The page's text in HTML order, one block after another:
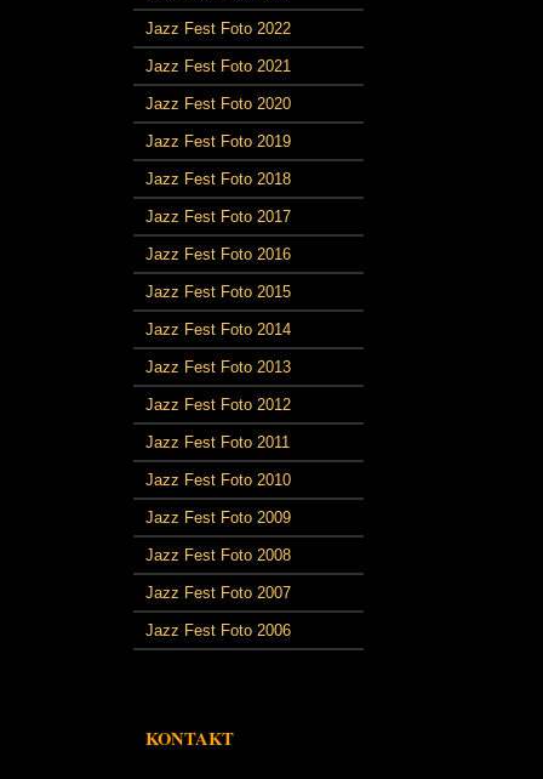
Jazz Fest Foto 2022
Jazz Fest Foto 2021
Jazz Fest Foto 2020
Jazz Fest Foto 2019
Jazz Fest Foto 2018
Jazz Fest Foto 2017
Jazz Fest Foto 2016
Jazz Fest Foto 2015
Jazz Fest Foto 2014
Jazz Fest Foto 2013
Jazz Fest Foto 2012
Jazz Fest Foto 2011
Jazz Fest Foto 2010
Jazz Fest Foto 2009
Jazz Fest Foto 2008
Jazz Fest Foto 2007
Jazz Fest Foto 2006
KONTAKT